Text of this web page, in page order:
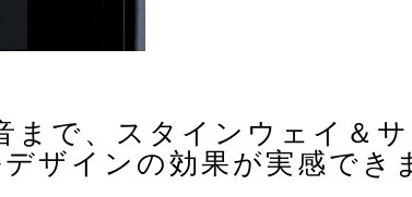
まで、スタインウェイ＆
ザインの効果が実感でき